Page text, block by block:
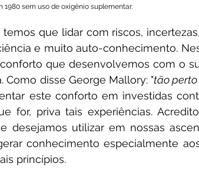
1980 sem uso de oxigênio suplementar.
que lidar com riscos,
e muito auto-conhecimento.
que desenvolvemos com o
disse George Mallory: "tão
este conforto em investidas
for, priva tais experiências.
desejamos utilizar em nossas
conhecimento especialmente
princípios.